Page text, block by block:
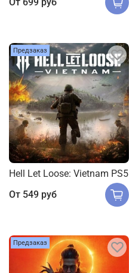
От 699 руб
Предзаказ
Hell Let Loose: Vietnam PS5
От 549 руб
Предзаказ